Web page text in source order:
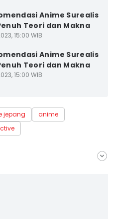
Anime Surealis
Teori dan Makna
15:00 WIB
Anime Surealis
Teori dan Makna
15:00 WIB
jepang
anime